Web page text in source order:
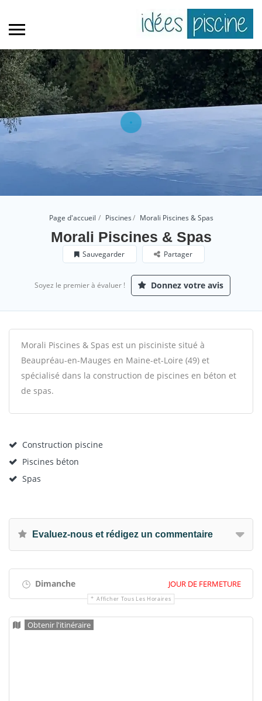
Page d'accueil Piscines Morali Piscines & Spas
Morali Piscines & Spas
Sauvegarder Partager
Soyez le premier à évaluer ! Donnez votre avis
Morali Piscines & Spas est un pisciniste situé à
Beaupréau-en-Mauges en Maine-et-Loire (49) et
spécialisé dans la construction de piscines en béton et
de spas.
Construction piscine
Piscines béton
Spas
Evaluez-nous et rédigez un commentaire
Dimanche JOUR DE FERMETURE
Afficher Tous Les Horaires
Obtenir l'itinéraire